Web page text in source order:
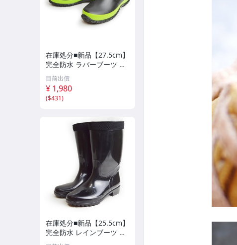
在庫処分■新品【27.5cm】
完全防水 ラバーブーツ メ
ンズ レイン ブーツ シュー
ズ 防滑 スポーティ ショー
ト 長靴 雨 アウトドア レ
ジャー
目前出價
¥ 1,980
($431)
在庫処分■新品【25.5cm】
完全防水 レインブーツ メ
ンズ ブーツ レインシュー